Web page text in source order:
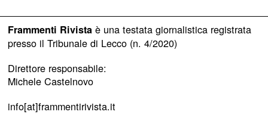
Frammenti Rivistaè una testata giornalistica registrata
presso il Tribunale di Lecco (n. 4/2020)
Direttore responsabile:
Michele Castelnovo
info[at]frammentirivista.it